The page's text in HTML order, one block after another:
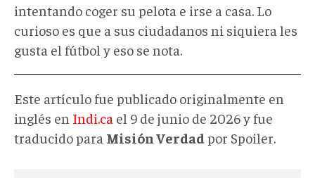
intentando coger su pelota e irse a casa. Lo
curioso es que a sus ciudadanos ni siquiera les
gusta el fútbol y eso se nota.
Este artículo fue publicado originalmente en
inglés en Indi.ca el 9 de junio de 2026 y fue
traducido para Misión Verdad por Spoiler.